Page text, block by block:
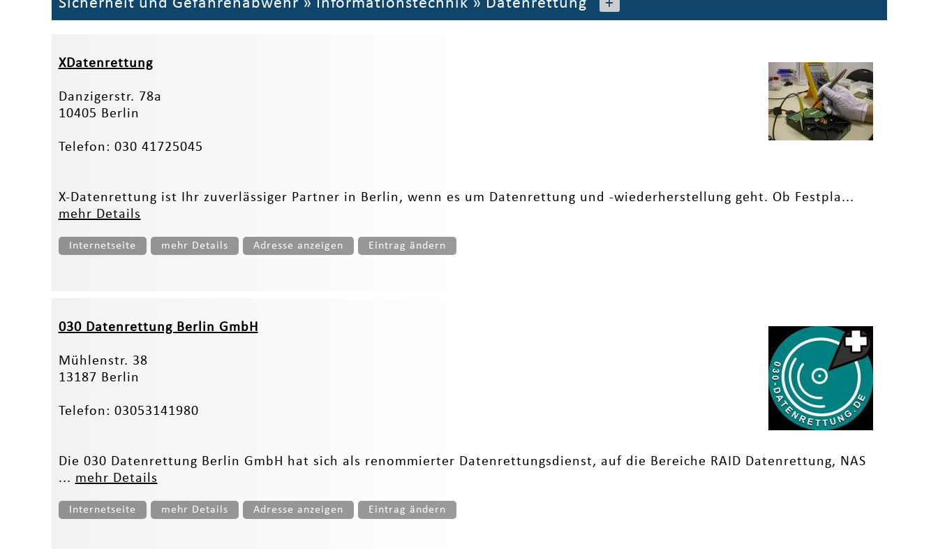
Sicherheit und Gefahrenabwehr » Informationstechnik » Datenrettung +
XDatenrettung
Danzigerstr. 78a
10405 Berlin
Telefon: 030 41725045
X-Datenrettung ist Ihr zuverlässiger Partner in Berlin, wenn es um Datenrettung und -wiederherstellung geht. Ob Festpla...
mehr Details
Internetseite mehr Details Adresse anzeigen Eintrag ändern
030 Datenrettung Berlin GmbH
Mühlenstr. 38
13187 Berlin
Telefon: 03053141980
Die 030 Datenrettung Berlin GmbH hat sich als renommierter Datenrettungsdienst, auf die Bereiche RAID Datenrettung, NAS
... mehr Details
Internetseite mehr Details Adresse anzeigen Eintrag ändern